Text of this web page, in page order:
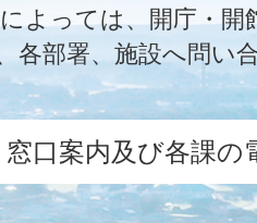
よっては、開庁・
各部署、施設へ問い
窓口案内及び各課の